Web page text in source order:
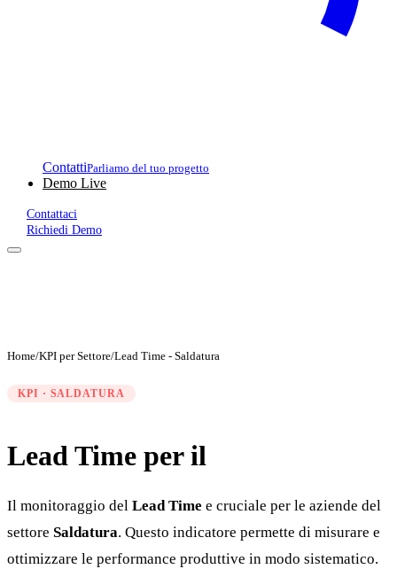
ContattiParliamo del tuo progetto
Demo Live
Contattaci
Richiedi Demo
Home/KPI per Settore/Lead Time - Saldatura
KPI · SALDATURA
Lead Time per il
Il monitoraggio del Lead Time e cruciale per le aziende del
settore Saldatura. Questo indicatore permette di misurare e
ottimizzare le performance produttive in modo sistematico.